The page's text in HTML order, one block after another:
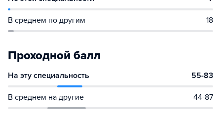
В среднем по другим 18
Проходной балл
На эту специальность 55-83
В среднем на другие 44-87